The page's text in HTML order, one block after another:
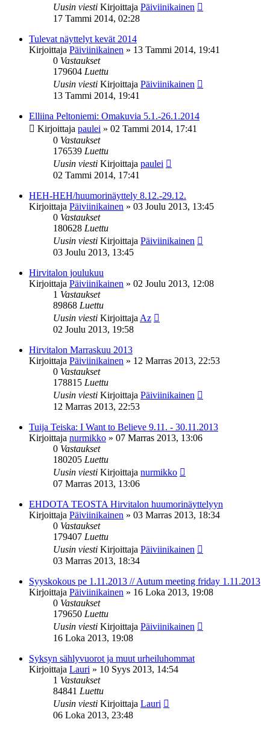
Uusin viesti Kirjoittaja Päiviinikainen
17 Tammi 2014, 02:28
Tulevat näyttelyt kevät 2014
Kirjoittaja Päiviinikainen » 13 Tammi 2014, 19:41
0 Vastaukset
179604 Luettu
Uusin viesti Kirjoittaja Päiviinikainen
13 Tammi 2014, 19:41
Elliina Peltoniemi: Omakuvia 5.1.-26.1.2014
Kirjoittaja paulei » 02 Tammi 2014, 17:41
0 Vastaukset
176539 Luettu
Uusin viesti Kirjoittaja paulei
02 Tammi 2014, 17:41
HEH-HEH/huumorinäyttely 8.12.-29.12.
Kirjoittaja Päiviinikainen » 03 Joulu 2013, 13:45
0 Vastaukset
180628 Luettu
Uusin viesti Kirjoittaja Päiviinikainen
03 Joulu 2013, 13:45
Hirvitalon joulukuu
Kirjoittaja Päiviinikainen » 02 Joulu 2013, 12:08
1 Vastaukset
89868 Luettu
Uusin viesti Kirjoittaja Az
02 Joulu 2013, 19:58
Hirvitalon Marraskuu 2013
Kirjoittaja Päiviinikainen » 12 Marras 2013, 22:53
0 Vastaukset
178815 Luettu
Uusin viesti Kirjoittaja Päiviinikainen
12 Marras 2013, 22:53
Tuija Teiska: I Want to Believe 9.11. - 30.11.2013
Kirjoittaja nurmikko » 07 Marras 2013, 13:06
0 Vastaukset
180205 Luettu
Uusin viesti Kirjoittaja nurmikko
07 Marras 2013, 13:06
EHDOTA TEOSTA Hirvitalon huumorinäyttelyyn
Kirjoittaja Päiviinikainen » 03 Marras 2013, 18:34
0 Vastaukset
179407 Luettu
Uusin viesti Kirjoittaja Päiviinikainen
03 Marras 2013, 18:34
Syyskokous pe 1.11.2013 // Autum meeting friday 1.11.2013
Kirjoittaja Päiviinikainen » 16 Loka 2013, 19:08
0 Vastaukset
179650 Luettu
Uusin viesti Kirjoittaja Päiviinikainen
16 Loka 2013, 19:08
Syksyn sählyvuorot ja muut urheiluhommat
Kirjoittaja Lauri » 10 Syys 2013, 14:54
1 Vastaukset
84841 Luettu
Uusin viesti Kirjoittaja Lauri
06 Loka 2013, 23:48